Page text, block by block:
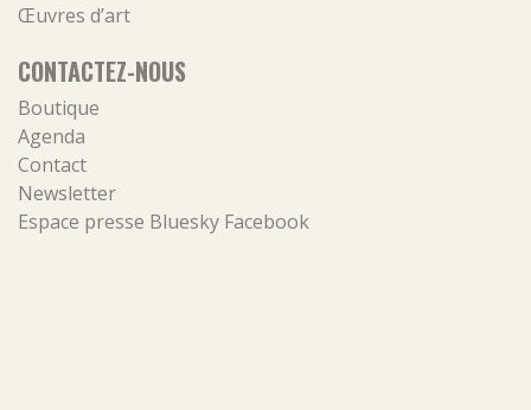
Œuvres d’art
CONTACTEZ-NOUS
Boutique
Agenda
Contact
Newsletter
Espace presse Bluesky Facebook